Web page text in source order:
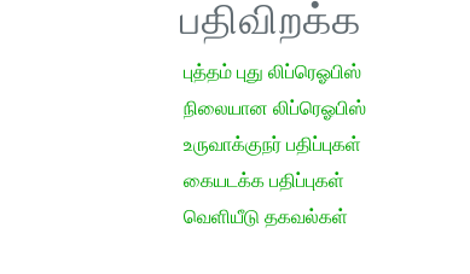
பதிவிறக்க
புத்தம் புது லிப்ரெஓபிஸ்
நிலையான லிப்ரெஓபிஸ்
உருவாக்குநர் பதிப்புகள்
கையடக்க பதிப்புகள்
வெளியீடு தகவல்கள்